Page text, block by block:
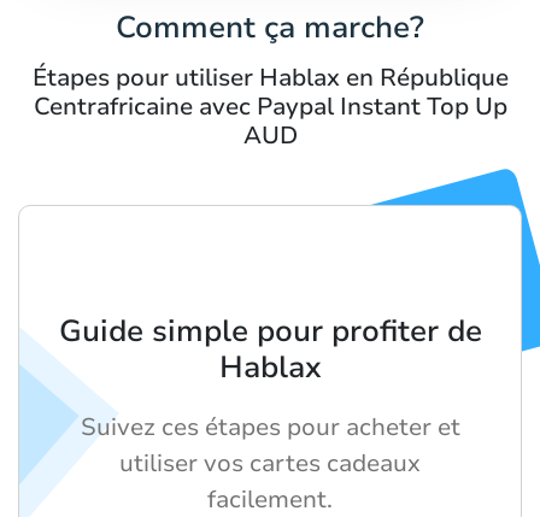
Comment ça marche?
Étapes pour utiliser Hablax en République
Centrafricaine avec Paypal Instant Top Up
AUD
Guide simple pour profiter de
Hablax
Suivez ces étapes pour acheter et
utiliser vos cartes cadeaux
facilement.